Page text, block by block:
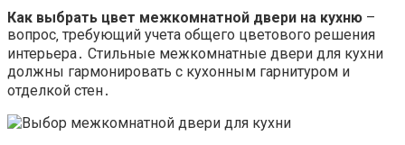
Как выбрать цвет межкомнатной двери на кухню –
вопрос‚ требующий учета общего цветового решения
интерьера․ Стильные межкомнатные двери для кухни
должны гармонировать с кухонным гарнитуром и
отделкой стен․